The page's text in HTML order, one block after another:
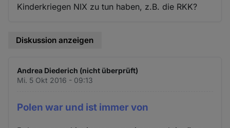
Kinderkriegen NIX zu tun haben, z.B. die RKK?
Diskussion anzeigen
Andrea Diederich (nicht überprüft)
Mi. 5 Okt 2016 - 09:13
Polen war und ist immer von